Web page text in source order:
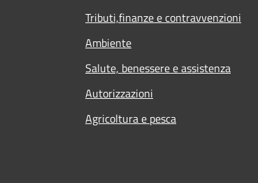
Tributi,finanze e contravvenzioni
Ambiente
Salute, benessere e assistenza
Autorizzazioni
Agricoltura e pesca